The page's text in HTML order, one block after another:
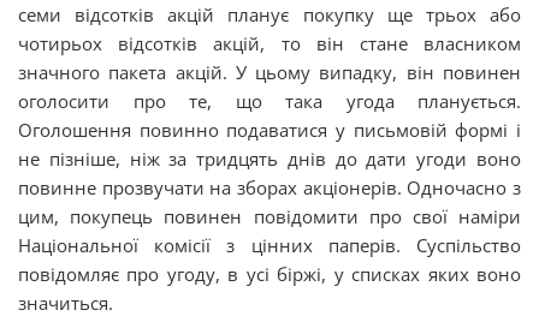
семи відсотків акцій планує покупку ще трьох або
чотирьох відсотків акцій, то він стане власником
значного пакета акцій. У цьому випадку, він повинен
оголосити про те, що така угода планується.
Оголошення повинно подаватися у письмовій формі і
не пізніше, ніж за тридцять днів до дати угоди воно
повинне прозвучати на зборах акціонерів. Одночасно з
цим, покупець повинен повідомити про свої наміри
Національної комісії з цінних паперів. Суспільство
повідомляє про угоду, в усі біржі, у списках яких воно
значиться.